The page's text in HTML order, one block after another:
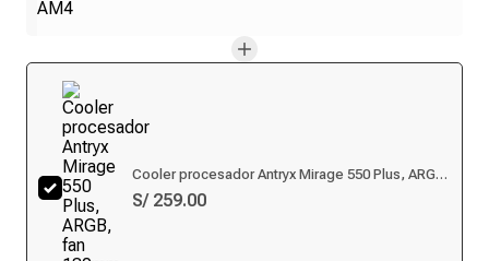
Cooler procesador Antryx Mirage 550 Plus, ARGB,
fan 130mm x2
S/ 259.00